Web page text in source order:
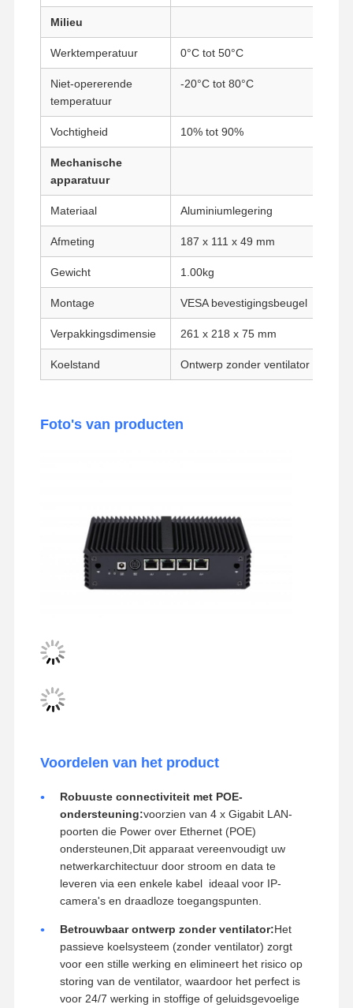
Role
Ons
Firewall Mini PC
Industriële Minipc
1U Rackmount PC
Celeron Mini PC
Core Mini PC
Office Mini PC
Industrieel moederbord
Milieu
Werktemperatuur 0°C tot 50°C
Niet-opererende
temperatuur
-20°C tot 80°C
Vochtigheid 10% tot 90%
Mechanische
apparatuur
Materiaal Aluminiumlegering
Afmeting 187 x 111 x 49 mm
Gewicht 1.00kg
Montage VESA bevestigingsbeugel
Verpakkingsdimensie 261 x 218 x 75 mm
Koelstand Ontwerp zonder ventilator
Foto's van producten
Voordelen van het product
Robuuste connectiviteit met POE-
ondersteuning:voorzien van 4 x Gigabit LAN-
poorten die Power over Ethernet (POE)
ondersteunen,Dit apparaat vereenvoudigt uw
netwerkarchitectuur door stroom en data te
leveren via een enkele kabel  ideaal voor IP-
camera's en draadloze toegangspunten.
Betrouwbaar ontwerp zonder ventilator:Het
passieve koelsysteem (zonder ventilator) zorgt
voor een stille werking en elimineert het risico op
storing van de ventilator, waardoor het perfect is
voor 24/7 werking in stoffige of geluidsgevoelige